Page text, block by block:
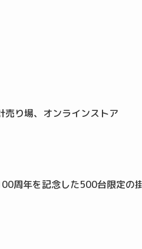
売り場、オンラインストア
周年を記念した500台限定の